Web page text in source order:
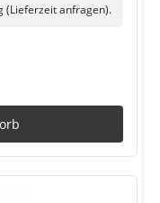
(Lieferzeit anfragen).